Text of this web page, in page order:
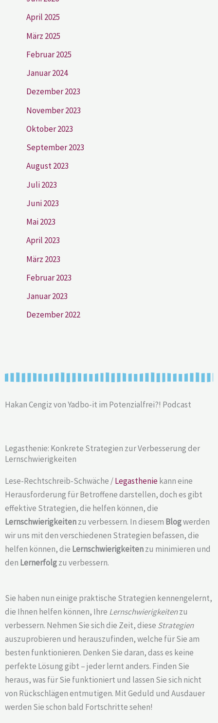
April 2025
März 2025
Februar 2025
Januar 2024
Dezember 2023
November 2023
Oktober 2023
September 2023
August 2023
Juli 2023
Juni 2023
Mai 2023
April 2023
März 2023
Februar 2023
Januar 2023
Dezember 2022
Hakan Cengiz von Yadbo-it im Potenzialfrei?! Podcast
Legasthenie: Konkrete Strategien zur Verbesserung der
Lernschwierigkeiten
Lese-Rechtschreib-Schwäche /Legastheniekann eine
Herausforderung für Betroffene darstellen, doch es gibt
effektive Strategien, die helfen können, die
Lernschwierigkeitenzu verbessern. In diesem Blogwerden
wir uns mit den verschiedenen Strategien befassen, die
helfen können, die Lernschwierigkeitenzu minimieren und
den Lernerfolgzu verbessern.
Sie haben nun einige praktische Strategien kennengelernt,
die Ihnen helfen können, Ihre Lernschwierigkeitenzu
verbessern. Nehmen Sie sich die Zeit, diese Strategien
auszuprobieren und herauszufinden, welche für Sie am
besten funktionieren. Denken Sie daran, dass es keine
perfekte Lösung gibt – jeder lernt anders. Finden Sie
heraus, was für Sie funktioniert und lassen Sie sich nicht
von Rückschlägen entmutigen. Mit Geduld und Ausdauer
werden Sie schon bald Fortschritte sehen!